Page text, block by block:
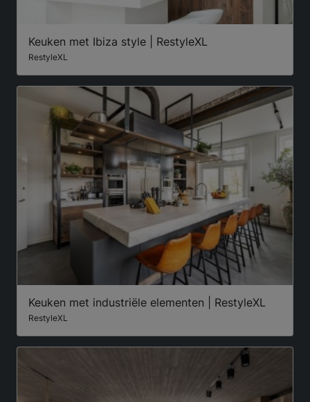
Keuken met Ibiza style | RestyleXL
RestyleXL
Keuken met industriële elementen | RestyleXL
RestyleXL